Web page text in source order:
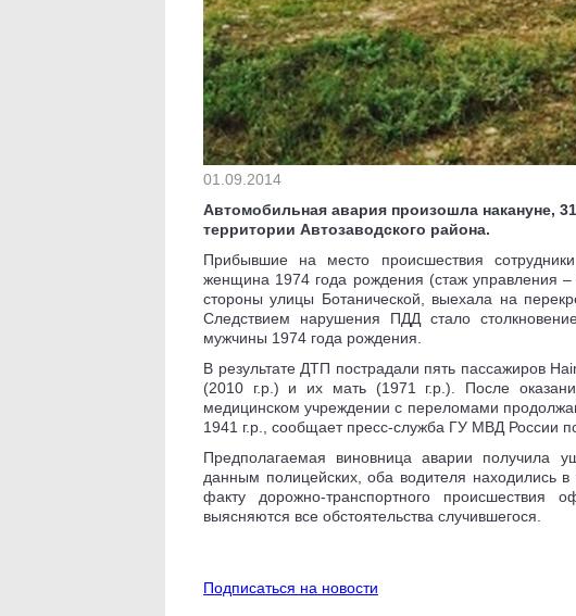
01.09.2014
Автомобильная авария произошла накануне,
территории Автозаводского района.
Прибывшие на место происшествия
женщина 1974 года рождения (стаж управления
стороны улицы Ботанической, выехала на
Следствием нарушения ПДД стало
мужчины 1974 года рождения.
В результате ДТП пострадали пять пассажиров
(2010 г.р.) и их мать (1971 г.р.). После
медицинском учреждении с переломами
1941 г.р., сообщает пресс-служба ГУ МВД России
Предполагаемая виновница аварии получила
данным полицейских, оба водителя находились
факту дорожно-транспортного происшествия
выясняются все обстоятельства случившегося.
Подписаться на новости